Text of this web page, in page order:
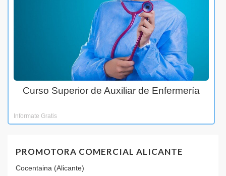
Curso Superior de Auxiliar de Enfermería
Informate Gratis
PROMOTORA COMERCIAL ALICANTE
Cocentaina (Alicante)